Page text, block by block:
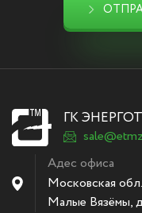
ГК
Адес офиса
Московская
Малые Вязёмы,